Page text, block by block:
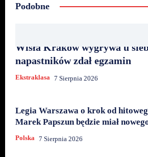
Podobne
Wisła Kraków wygrywa u
napastników zdał egzamin
Ekstraklasa 7 Sierpnia 2026
Legia Warszawa o krok od
Marek Papszun będzie miał
Polska 7 Sierpnia 2026